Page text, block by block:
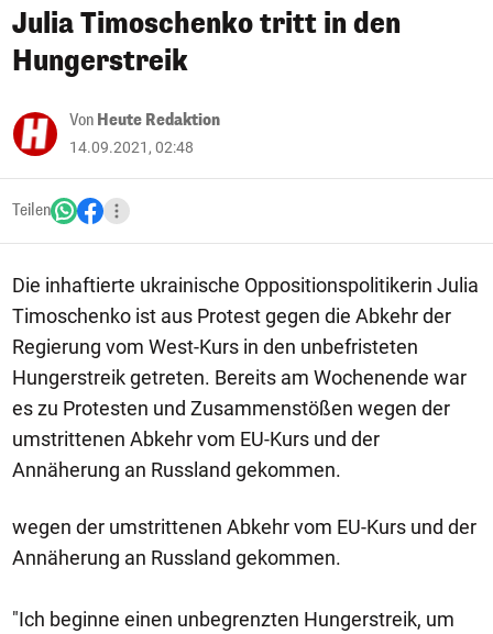
Julia Timoschenko tritt in den
Hungerstreik
Von Heute Redaktion
14.09.2021, 02:48
Teilen
Die inhaftierte ukrainische Oppositionspolitikerin Julia
Timoschenko ist aus Protest gegen die Abkehr der
Regierung vom West-Kurs in den unbefristeten
Hungerstreik getreten. Bereits am Wochenende war
es zu Protesten und Zusammenstößen wegen der
umstrittenen Abkehr vom EU-Kurs und der
Annäherung an Russland gekommen.
wegen der umstrittenen Abkehr vom EU-Kurs und der
Annäherung an Russland gekommen.
"Ich beginne einen unbegrenzten Hungerstreik, um